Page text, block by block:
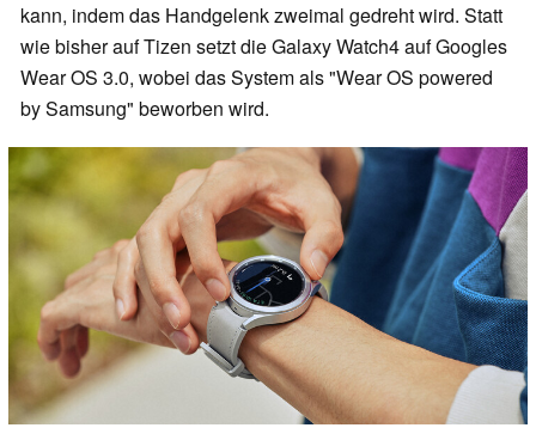
kann, indem das Handgelenk zweimal gedreht wird. Statt
wie bisher auf Tizen setzt die Galaxy Watch4 auf Googles
Wear OS 3.0, wobei das System als "Wear OS powered
by Samsung" beworben wird.